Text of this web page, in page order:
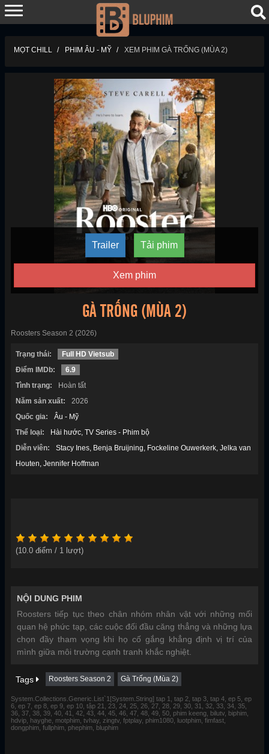
MỌT CHILL PHIM ÂU - MỸ XEM PHIM GÀ TRỐNG (MÙA 2)
Trailer Tải phim
Xem phim
GÀ TRỐNG (MÙA 2)
Roosters Season 2 (2026)
Trạng thái:
Full HD Vietsub
Điểm IMDb:
6.9
Tình trạng:
Hoàn tất
Năm sản xuất:
2026
Quốc gia:
Âu - Mỹ
Thể loại:
Hài hước TV Series - Phim bộ
Diễn viên:
Stacy Ines Benja Bruijning Fockeline Ouwerkerk Jelka van
Houten Jennifer Hoffman
(10.0 điểm / 1 lượt)
NỘI DUNG PHIM
Roosters tiếp tục theo chân nhóm nhân vật với những mối
quan hệ phức tạp, các cuộc đối đầu căng thẳng và những lựa
chọn đầy tham vọng khi họ cố gắng khẳng định vị trí của
mình giữa môi trường cạnh tranh khắc nghiệt.
Tags Roosters Season 2 Gà Trống (Mùa 2)
System.Collections.Generic.List`1[System.String] tap 1, tap 2, tap 3, tap 4, ep 5, ep
6, ep 7, ep 8, ep 9, ep 10, tập 21, 23, 24, 25, 26, 27, 28, 29, 30, 31, 32, 33, 34, 35,
36, 37, 38, 39, 40, 41, 42, 43, 44, 45, 46, 47, 48, 49, 50, phim keeng, bilutv, biphim,
hdvip, hayghe, motphim, tvhay, zingtv, fptplay, phim1080, luotphim, fimfast,
dongphim, fullphim, phephim, bluphim